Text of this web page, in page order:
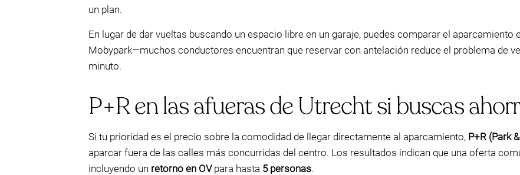
un plan.
En lugar de dar vueltas buscando un espacio libre en un garaje, puedes comparar el
Mobypark—muchos conductores encuentran que reservar con antelación reduce el problema de
minuto.
P+R en las afueras de Utrecht si buscas
Si tu prioridad es el precio sobre la comodidad de llegar directamente al aparcamiento, P+R (Park
aparcar fuera de las calles más concurridas del centro. Los resultados indican que una oferta
incluyendo un retorno en OVpara hasta 5 personas.